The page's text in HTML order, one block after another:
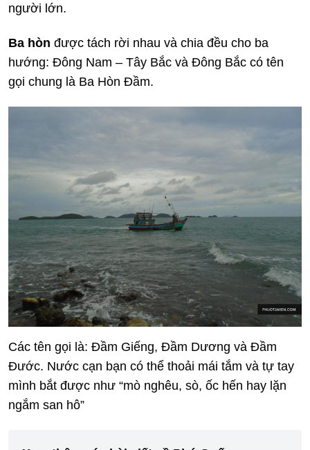
người lớn.
Ba hòn được tách rời nhau và chia đều cho ba
hướng: Đông Nam – Tây Bắc và Đông Bắc có tên
gọi chung là Ba Hòn Đầm.
Các tên gọi là: Đầm Giếng, Đầm Dương và Đầm
Đước. Nước cạn bạn có thể thoải mái tắm và tự tay
mình bắt được như “mò nghêu, sò, ốc hến hay lặn
ngắm san hô”